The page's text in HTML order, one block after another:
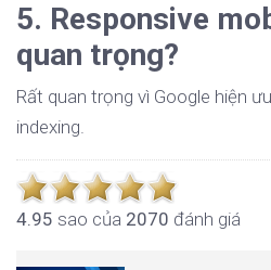
5. Responsive
quan trọng?
Rất quan trọng vì Google hiện
indexing.
4.95 sao của 2070 đánh giá